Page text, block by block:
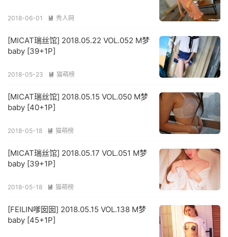
2018-06-01  秀人网
[MICAT瑞丝馆] 2018.05.22 VOL.052 M梦
baby [39+1P]
2018-05-23  猫萌榜
[MICAT瑞丝馆] 2018.05.15 VOL.050 M梦
baby [40+1P]
2018-05-18  猫萌榜
[MICAT瑞丝馆] 2018.05.17 VOL.051 M梦
baby [39+1P]
2018-05-18  猫萌榜
[FEILIN嗲囡囡] 2018.05.15 VOL.138 M梦
baby [45+1P]